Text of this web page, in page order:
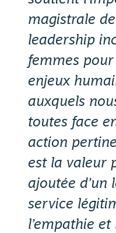
magistrale
leadership
femmes
enjeux
auxquels
toutes face
action
est la valeur
ajoutée d’un
service
l’empathie